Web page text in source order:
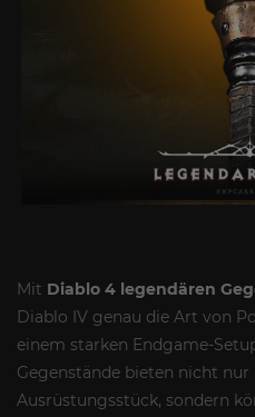
Mit Diablo 4 legendären
Diablo IV genau die Art von
einem starken Endgame-
Gegenstände bieten nicht nur
Ausrüstungsstück, sondern